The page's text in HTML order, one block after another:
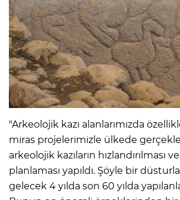
"Arkeolojik kazı alanlarımızda
miras projelerimizle ülkede
arkeolojik kazıların hızlandırılması
planlaması yapıldı. Şöyle bir
gelecek 4 yılda son 60 yılda